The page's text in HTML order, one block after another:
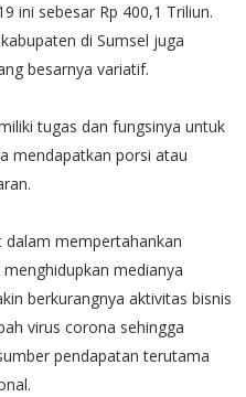
ini sebesar Rp 400,1 Triliun.
di Sumsel juga
besarnya variatif.
tugas dan fungsinya untuk
mendapatkan porsi atau
dalam mempertahankan
medianya
berkurangnya aktivitas bisnis
virus corona sehingga
pendapatan terutama